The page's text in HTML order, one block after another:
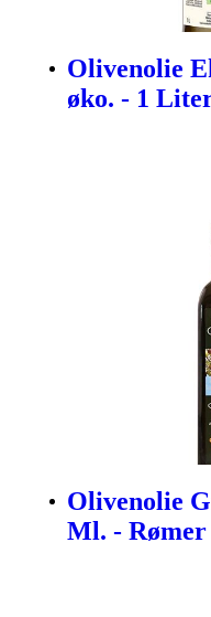
Olivenolie
øko. - 1
Olivenolie
Ml. - Rømer